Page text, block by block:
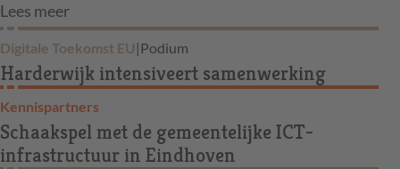
Lees meer
Digitale Toekomst EU |Podium
Harderwijk intensiveert samenwerking
Kennispartners
Schaakspel met de gemeentelijke ICT-
infrastructuur in Eindhoven